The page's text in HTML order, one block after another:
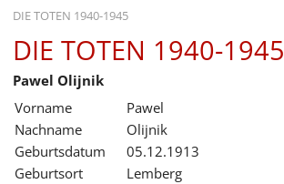
DIE TOTEN 1940-1945
STARTSEITE
AKTUELLES
AUSSTELLUNGEN
GESCHICHTE
DIE TOTEN 1940-1945
Pawel Olijnik
Vorname
Pawel
Nachname
Olijnik
Geburtsdatum
05.12.1913
Geburtsort
Lemberg